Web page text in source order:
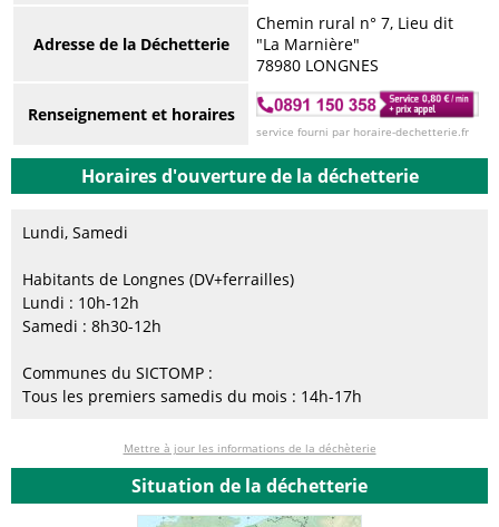
Adresse de la Déchetterie
Chemin rural n° 7, Lieu dit
"La Marnière"
78980 LONGNES
Renseignement et horaires
service fourni par horaire-dechetterie.fr
Horaires d'ouverture de la déchetterie
Lundi, Samedi
Habitants de Longnes (DV+ferrailles)
Lundi : 10h-12h
Samedi : 8h30-12h
Communes du SICTOMP :
Tous les premiers samedis du mois : 14h-17h
Mettre à jour les informations de la déchèterie
Situation de la déchetterie